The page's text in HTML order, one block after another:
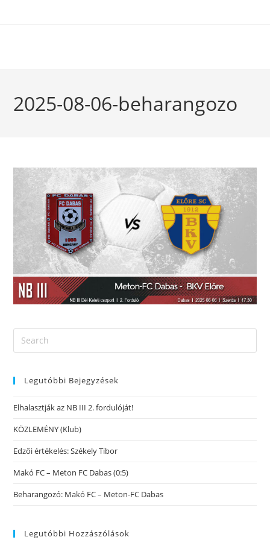
2025-08-06-beharangozo
Legutóbbi Bejegyzések
Elhalasztják az NB III 2. fordulóját!
KÖZLEMÉNY (Klub)
Edzői értékelés: Székely Tibor
Makó FC – Meton FC Dabas (0:5)
Beharangozó: Makó FC – Meton-FC Dabas
Legutóbbi Hozzászólások